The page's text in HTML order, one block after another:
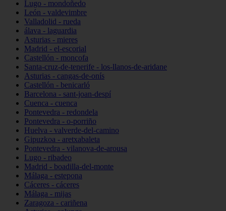
Lugo - mondoñedo
León - valdevimbre
Valladolid - rueda
álava - laguardia
Asturias - mieres
Madrid - el-escorial
Castellón - moncofa
Santa-cruz-de-tenerife - los-llanos-de-aridane
Asturias - cangas-de-onís
Castellón - benicarló
Barcelona - sant-joan-despí
Cuenca - cuenca
Pontevedra - redondela
Pontevedra - o-porriño
Huelva - valverde-del-camino
Gipuzkoa - aretxabaleta
Pontevedra - vilanova-de-arousa
Lugo - ribadeo
Madrid - boadilla-del-monte
Málaga - estepona
Cáceres - cáceres
Málaga - mijas
Zaragoza - cariñena